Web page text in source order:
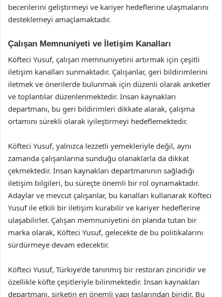
becerilerini geliştirmeyi ve kariyer hedeflerine ulaşmalarını
desteklemeyi amaçlamaktadır.
Çalışan Memnuniyeti ve İletişim Kanalları
Köfteci Yusuf, çalışan memnuniyetini artırmak için çeşitli
iletişim kanalları sunmaktadır. Çalışanlar, geri bildirimlerini
iletmek ve önerilerde bulunmak için düzenli olarak anketler
ve toplantılar düzenlenmektedir. İnsan kaynakları
departmanı, bu geri bildirimleri dikkate alarak, çalışma
ortamını sürekli olarak iyileştirmeyi hedeflemektedir.
Köfteci Yusuf, yalnızca lezzetli yemekleriyle değil, aynı
zamanda çalışanlarına sunduğu olanaklarla da dikkat
çekmektedir. İnsan kaynakları departmanının sağladığı
iletişim bilgileri, bu süreçte önemli bir rol oynamaktadır.
Adaylar ve mevcut çalışanlar, bu kanalları kullanarak Köfteci
Yusuf ile etkili bir iletişim kurabilir ve kariyer hedeflerine
ulaşabilirler. Çalışan memnuniyetini ön planda tutan bir
marka olarak, Köfteci Yusuf, gelecekte de bu politikalarını
sürdürmeye devam edecektir.
Köfteci Yusuf, Türkiye’de tanınmış bir restoran zinciridir ve
özellikle köfte çeşitleriyle bilinmektedir. İnsan kaynakları
departmanı, şirketin en önemli yapı taşlarından biridir. Bu